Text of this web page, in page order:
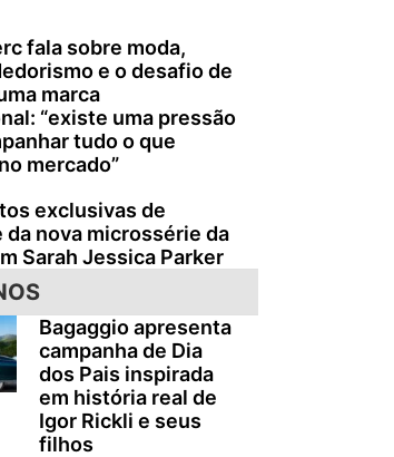
fala sobre moda,
e o desafio de
marca
“existe uma pressão
tudo o que
mercado”
exclusivas de
da nova microssérie da
Sarah Jessica Parker
Bagaggio apresenta
campanha de Dia
dos Pais inspirada
em história real de
Igor Rickli e seus
filhos